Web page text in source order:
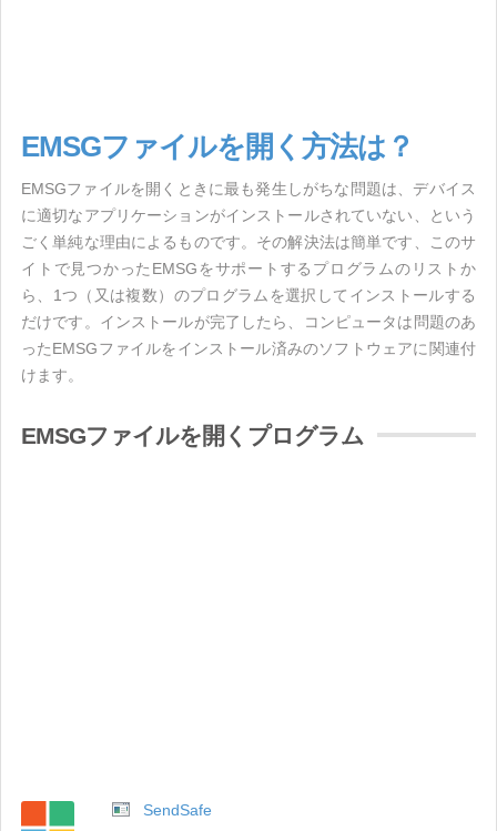
EMSGファイルを開く方法は？
EMSGファイルを開くときに最も発生しがちな問題は、デバイス
に適切なアプリケーションがインストールされていない、という
ごく単純な理由によるものです。その解決法は簡単です、このサ
イトで見つかったEMSGをサポートするプログラムのリストか
ら、1つ（又は複数）のプログラムを選択してインストールする
だけです。インストールが完了したら、コンピュータは問題のあ
ったEMSGファイルをインストール済みのソフトウェアに関連付
けます。
EMSGファイルを開くプログラム
SendSafe